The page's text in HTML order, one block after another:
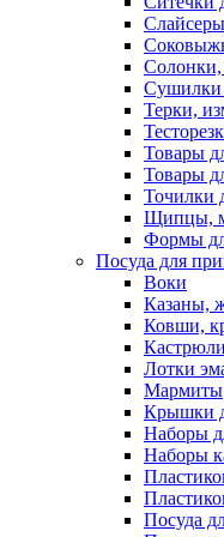
Сушилки
Терки,
Товары
Товары
Точилки
Щипцы,
Формы
Посуда для
Воки
Казаны,
Ковши,
Кастрюли
Лотки
Мармиты
Крышки
Наборы
Наборы
Посуда